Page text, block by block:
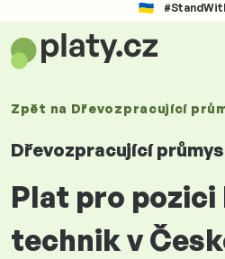
Zpět na Dřevozpracující
Dřevozpracující
Plat pro
technik v